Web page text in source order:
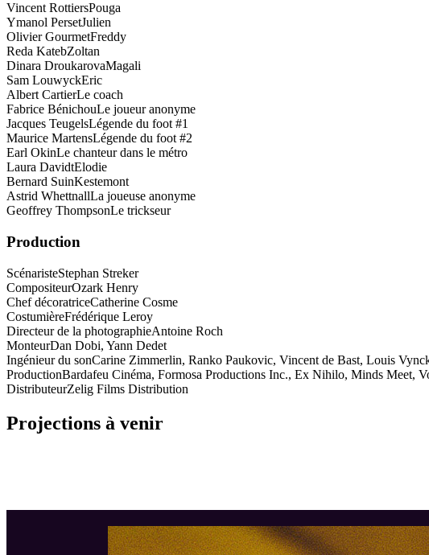
Vincent RottiersPouga
Ymanol PersetJulien
Olivier GourmetFreddy
Reda KatebZoltan
Dinara DroukarovaMagali
Sam LouwyckEric
Albert CartierLe coach
Fabrice BénichouLe joueur anonyme
Jacques TeugelsLégende du foot #1
Maurice MartensLégende du foot #2
Earl OkinLe chanteur dans le métro
Laura DavidtElodie
Bernard SuinKestemont
Astrid WhettnallLa joueuse anonyme
Geoffrey ThompsonLe trickseur
Production
ScénaristeStephan Streker
CompositeurOzark Henry
Chef décoratriceCatherine Cosme
CostumièreFrédérique Leroy
Directeur de la photographieAntoine Roch
MonteurDan Dobi, Yann Dedet
Ingénieur du sonCarine Zimmerlin, Ranko Paukovic, Vincent de Bast, Louis
ProductionBardafeu Cinéma, Formosa Productions Inc., Ex Nihilo, Minds Meet,
DistributeurZelig Films Distribution
Projections à venir